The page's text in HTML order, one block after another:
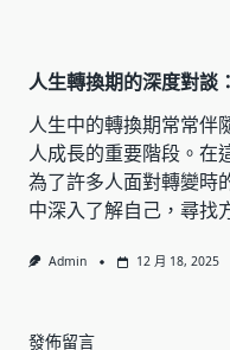
人生轉換期的深度對談
人生中的轉換期常常伴
人成長的重要階段。在
為了許多人面對轉變時
中深入了解自己，尋找
Admin 12 月 18, 2025
發佈留言